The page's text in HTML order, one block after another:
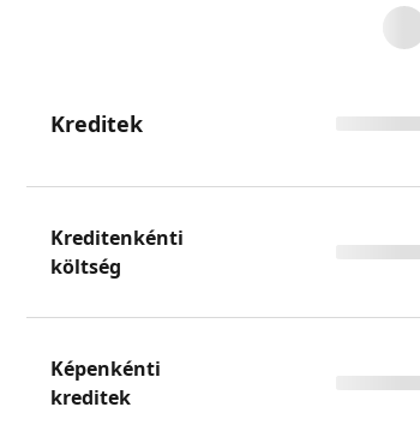
Kreditek
Kreditenkénti
költség
Képenkénti
kreditek